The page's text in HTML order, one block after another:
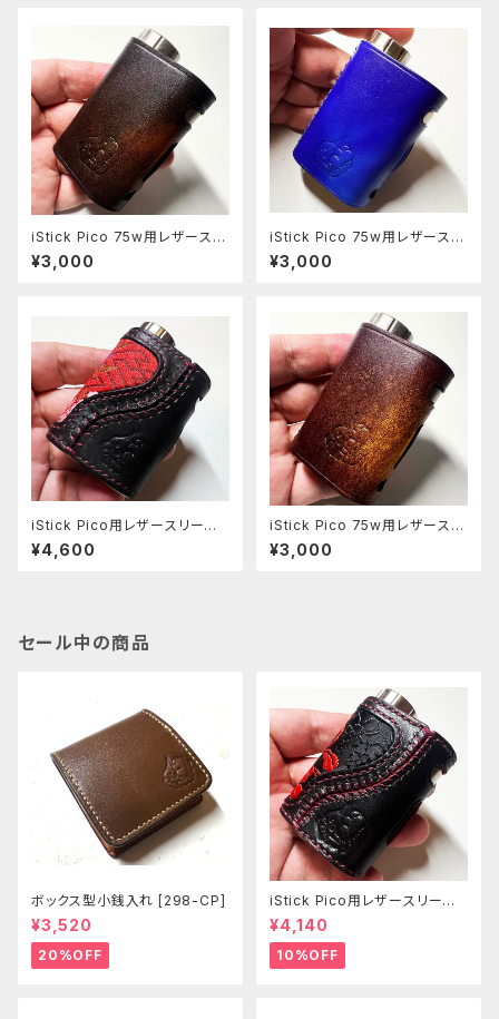
iStick Pico 75w用レザースリ
ーブ [405-pc]
¥3,000
iStick Pico 75w用レザースリ
ーブ [313-pc]
¥3,000
iStick Pico用レザースリーブ
[379-pc]
¥4,600
iStick Pico 75w用レザースリ
ーブ [407-pc]
¥3,000
セール中の商品
ボックス型小銭入れ [298-CP]
¥3,520
20%OFF
iStick Pico用レザースリーブ
[381-pc]
¥4,140
10%OFF